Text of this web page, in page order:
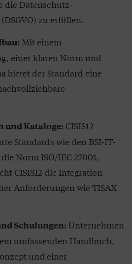
die Datenschutz-
zu erfüllen.
Mit einem
einer klaren Norm und
bietet der Standard eine
und Kataloge: CISIS12
Standards wie den BSI-IT-
Norm ISO/IEC 27001,
CISIS12 die Integration
Anforderungen wie TISAX
Schulungen: Unternehmen
umfassenden Handbuch,
und einer